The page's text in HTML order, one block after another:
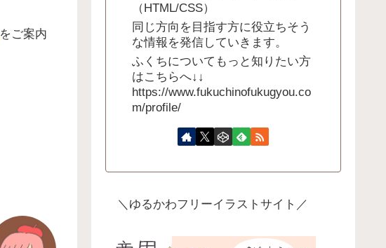
をご案内
（HTML/CSS）
同じ方向を目指す方に役立ちそう
な情報を発信していきます。
ふくちについてもっと知りたい方
はこちらへ↓↓
https://www.fukuchinofukugyou.co
m/profile/
＼ゆるかわフリーイラストサイト／